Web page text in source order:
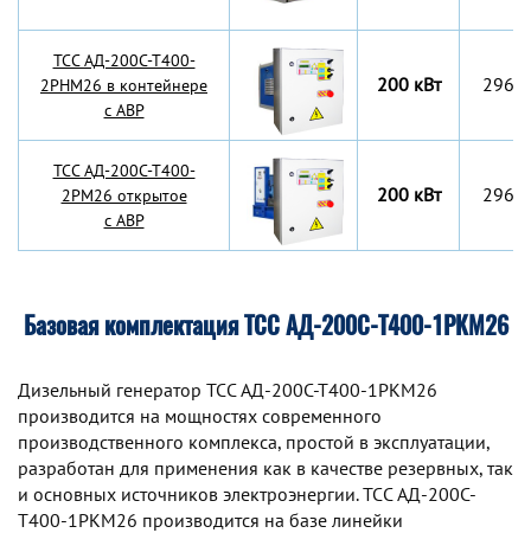
TCC АД-200С-Т400-
2РНМ26 в контейнере
с АВР
200 кВт
TCC АД-200С-Т400-
2РМ26 открытое
с АВР
200 кВт
Базовая комплектация ТСС АД-200С-Т400-1РКМ26
Дизельный генератор TCC АД-200С-Т400-1РКМ26
производится на мощностях современного
производственного комплекса, простой в эксплуатации,
разработан для применения как в качестве резервных, так
и основных источников электроэнергии. TCC АД-200С-
Т400-1РКМ26 производится на базе линейки